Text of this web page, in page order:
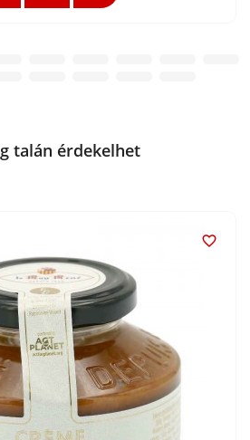
talán érdekelhet
